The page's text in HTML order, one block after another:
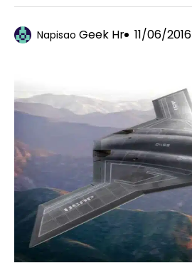
Napisao Geek Hr 11/06/2016